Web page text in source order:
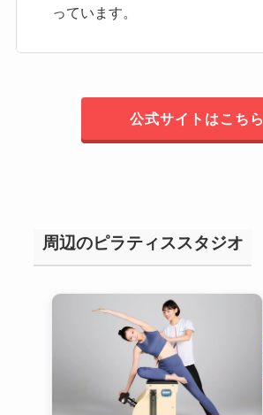
っています。
公式サイトはこちら
周辺のピラティススタジオ